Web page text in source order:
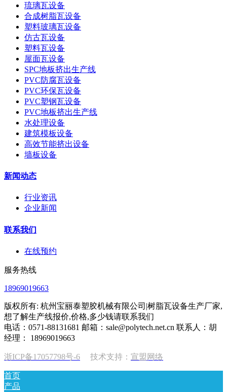
琉璃瓦设备
合成树脂瓦设备
塑料玻璃瓦设备
仿古瓦设备
塑料瓦设备
屋面瓦设备
SPC地板挤出生产线
PVC防腐瓦设备
PVC环保瓦设备
PVC塑钢瓦设备
PVC地板挤出生产线
水处理设备
建筑模板设备
高效节能挤出设备
墙板设备
新闻动态
行业资讯
企业新闻
联系我们
在线预约
服务热线
18969019663
版权所有: 杭州宝丽泰塑胶机械有限公司|树脂瓦设备生产厂家,
想了解生产线报价,价格,多少钱请联系我们
电话：0571-88131681 邮箱：sale@polytech.net.cn 联系人：胡
经理： 18969019663
浙ICP备17057798号-6 技术支持： 宣盟网络
首页
产品